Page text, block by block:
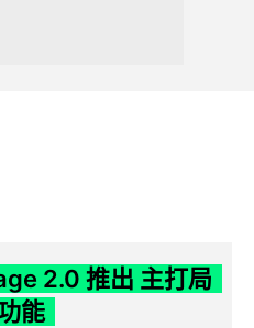
2.0 推出 主打局
能